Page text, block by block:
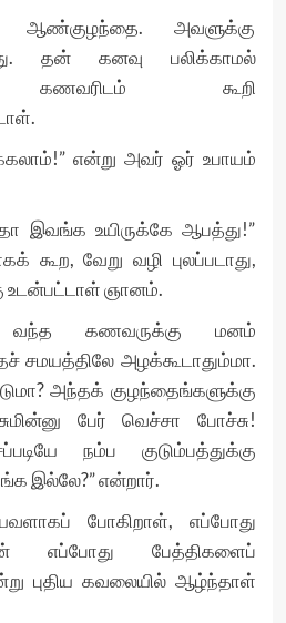
ஆண்குழந்தை. அவளுக்கு
தன் கனவு பலிக்காமல்
கணவரிடம் கூறி
என்று அவர் ஓர் உபாயம்
இவங்க உயிருக்கே ஆபத்து!”
கூற, வேறு வழி புலப்படாது,
உடன்பட்டாள் ஞானம்.
கணவருக்கு மனம்
சமயத்திலே அழக்கூடாதும்மா.
அந்தக் குழந்தைங்களுக்கு
பேர் வெச்சா போச்சு!
நம்ப குடும்பத்துக்கு
இல்லே?” என்றார்.
போகிறாள், எப்போது
எப்போது பேத்திகளைப்
புதிய கவலையில் ஆழ்ந்தாள்